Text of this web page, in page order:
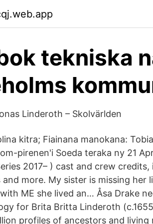
tekniska
Linderoth – Skolvärlden
kitra; Fiainana manokana:
pirenen'i Soeda teraka ny 21
2017– ) cast and crew
more. My sister is missing her
ME she lived an… Åsa Drake
for Brita Britta Linderoth
profiles of ancestors and living